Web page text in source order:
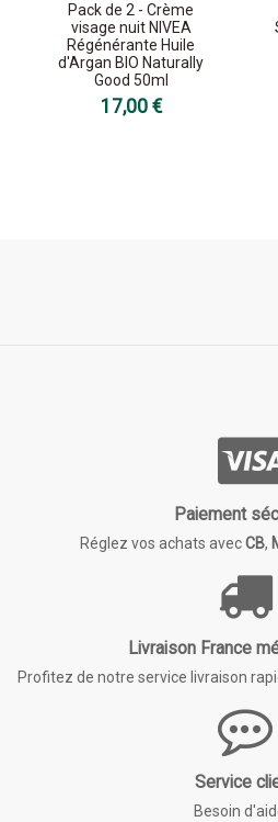
Pack de 2 - Crème
visage nuit NIVEA
Régénérante Huile
d'Argan BIO Naturally
Good 50ml
17,00 €
Paiement
Réglez vos achats avecCB,
Livraison France
Profitez de notre service livraison
Service
Besoin